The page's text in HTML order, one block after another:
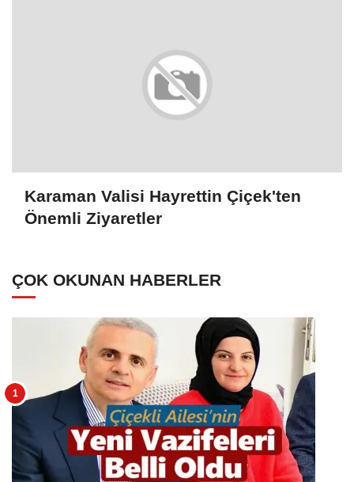
Karaman Valisi Hayrettin Çiçek'ten
Önemli Ziyaretler
ÇOK OKUNAN HABERLER